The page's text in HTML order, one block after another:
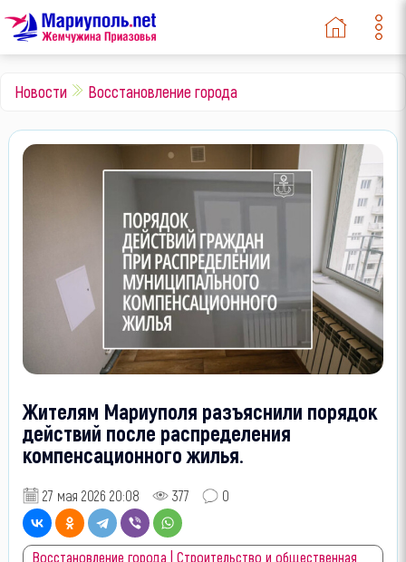
Новости Восстановление города
Жителям Мариуполя разъяснили порядок
действий после распределения
компенсационного жилья.
27 мая 2026 20:08 377 0
Восстановление города | Строительство и общественная